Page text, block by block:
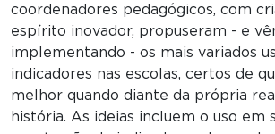
coordenadores pedagógicos, com
espírito inovador, propuseram - e
implementando - os mais variados
indicadores nas escolas, certos de
melhor quando diante da própria
história. As ideias incluem o uso em